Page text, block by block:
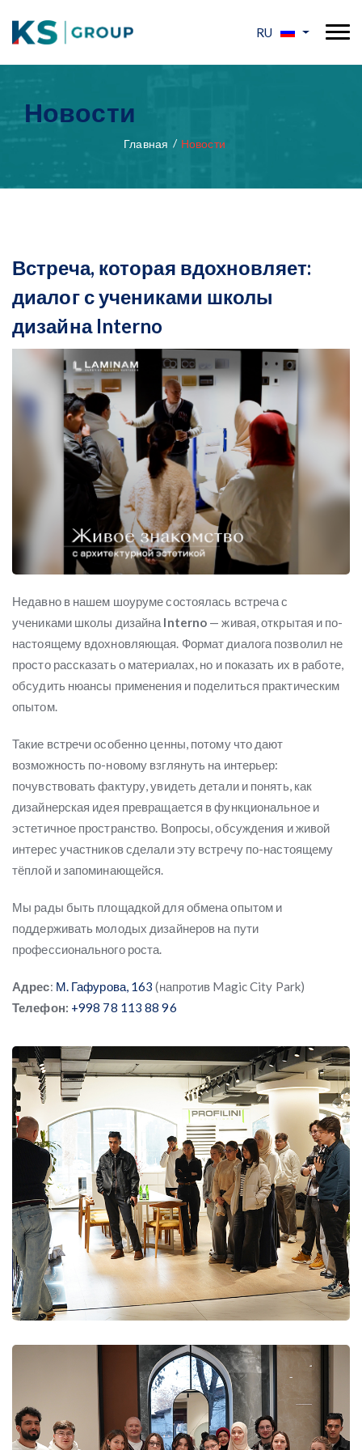
RU
Новости
Главная Новости
Встреча, которая вдохновляет:
диалог с учениками школы
дизайна Interno
Недавно в нашем шоуруме состоялась встреча с
учениками школы дизайна Interno — живая, открытая и по-
настоящему вдохновляющая. Формат диалога позволил не
просто рассказать о материалах, но и показать их в работе,
обсудить нюансы применения и поделиться практическим
опытом.
Такие встречи особенно ценны, потому что дают
возможность по-новому взглянуть на интерьер:
почувствовать фактуру, увидеть детали и понять, как
дизайнерская идея превращается в функциональное и
эстетичное пространство. Вопросы, обсуждения и живой
интерес участников сделали эту встречу по-настоящему
тёплой и запоминающейся.
Мы рады быть площадкой для обмена опытом и
поддерживать молодых дизайнеров на пути
профессионального роста.
Адрес: М. Гафурова, 163 (напротив Magic City Park)
Телефон: +998 78 113 88 96